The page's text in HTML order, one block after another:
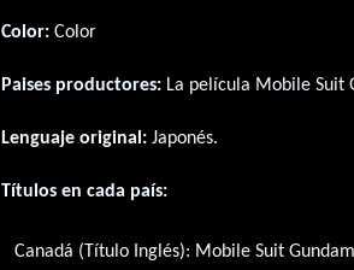
Color: Color
Paises productores: La película Mobile Suit
Lenguaje original: Japonés.
Títulos en cada país:
Canadá (Título Inglés): Mobile Suit